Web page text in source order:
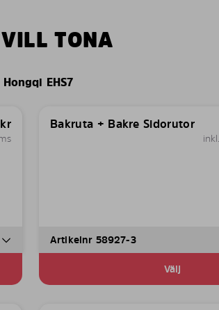
TONA
Hongqi EHS7
kr Bakruta + Bakre Sidorutor
Artikelnr 58927-3
Välj